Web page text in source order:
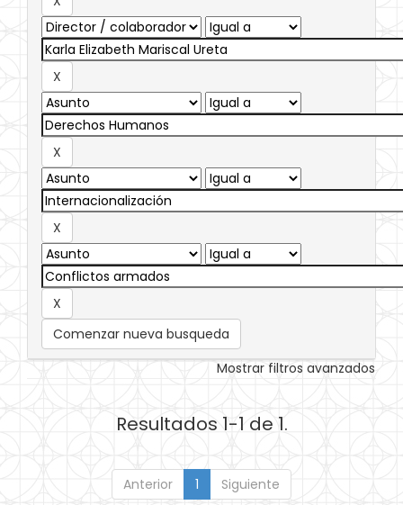
Comenzar nueva busqueda
Mostrar filtros avanzados
Resultados 1-1 de 1.
Anterior 1 Siguiente